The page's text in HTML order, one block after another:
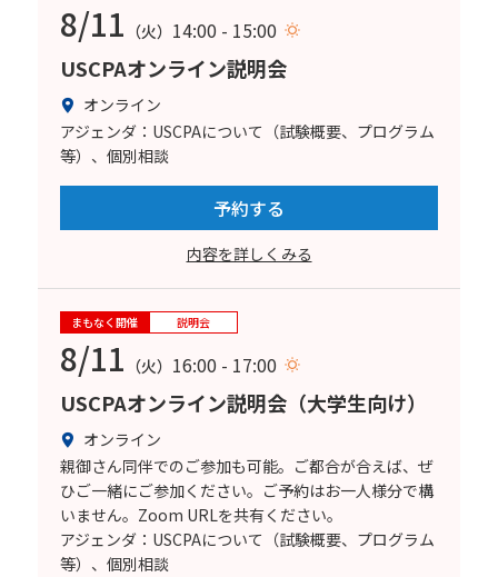
8/11 （火） 14:00 - 15:00
USCPAオンライン説明会
オンライン
アジェンダ：USCPAについて（試験概要、プログラム
等）、個別相談
予約する
内容を詳しくみる
まもなく開催 説明会
8/11 （火） 16:00 - 17:00
USCPAオンライン説明会（大学生向け）
オンライン
親御さん同伴でのご参加も可能。ご都合が合えば、ぜ
ひご一緒にご参加ください。ご予約はお一人様分で構
いません。Zoom URLを共有ください。
アジェンダ：USCPAについて（試験概要、プログラム
等）、個別相談